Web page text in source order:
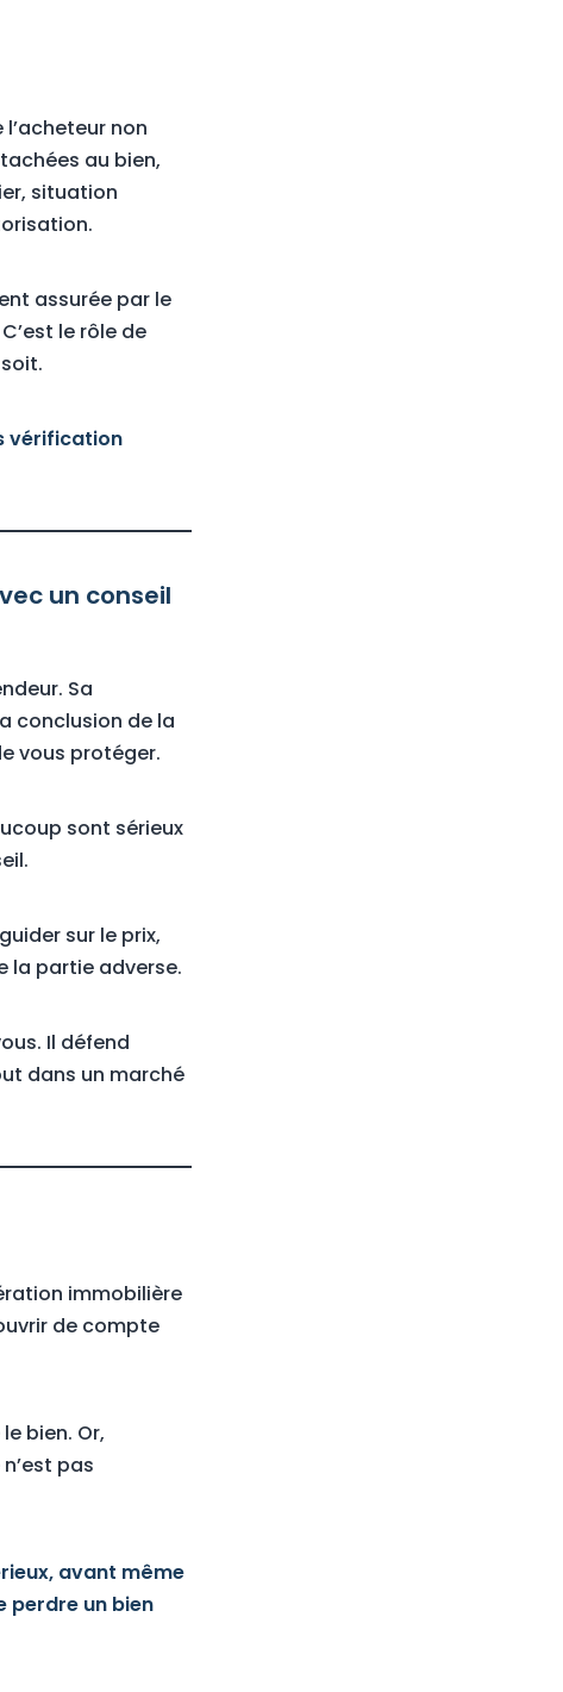
non
au bien,
situation
assurée par le
le rôle de
vérification
un conseil
Sa
conclusion de la
vous protéger.
sont sérieux
sur le prix,
la partie adverse.
Il défend
dans un marché
immobilière
de compte
bien. Or,
pas
avant même
perdre un bien